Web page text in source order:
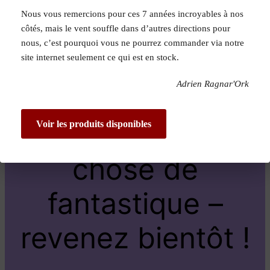
Pardon pour le
dérangement !
Nous travaillons
sur quelque
chose de
fantastique –
revenez bientôt !
Nous vous remercions pour ces 7 années incroyables à nos
côtés, mais le vent souffle dans d’autres directions pour
nous, c’est pourquoi vous ne pourrez commander via notre
site internet seulement ce qui est en stock.
Adrien Ragnar'Ork
Voir les produits disponibles